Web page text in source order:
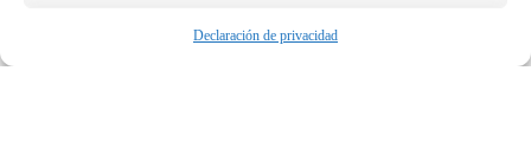
Declaración de privacidad